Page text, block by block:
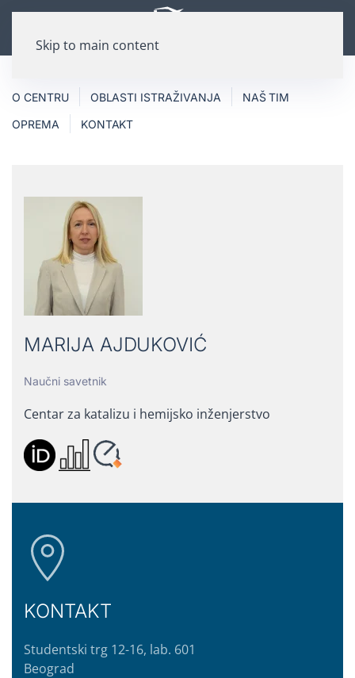
Skip to main content
O CENTRU OBLASTI ISTRAŽIVANJA
NAŠ TIM
OPREMA
KONTAKT
MARIJA AJDUKOVIĆ
Naučni savetnik
Centar za katalizu i hemijsko inženjerstvo
KONTAKT
Studentski trg 12-16, lab. 601
Beograd